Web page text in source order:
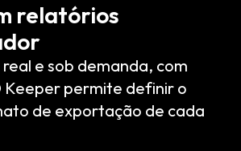
relatórios
e sob demanda, com
permite definir o
de exportação de cada